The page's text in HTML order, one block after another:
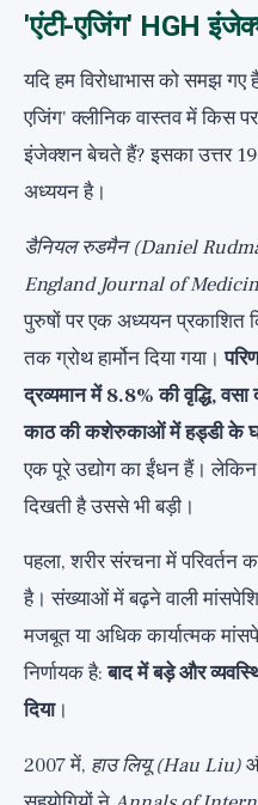
'एंटी-एजिंग' HGH
यदि हम विरोधाभास को समझ गए
एजिंग' क्लीनिक वास्तव में किस पर
इंजेक्शन बेचते हैं? इसका उत्तर
अध्ययन है।
डैनियल रुडमैन (Daniel
England Journal of
पुरुषों पर एक अध्ययन प्रकाशित
तक ग्रोथ हार्मोन दिया गया।
द्रव्यमान में 8.8% की वृद्धि,
काठ की कशेरुकाओं में हड्डी के
एक पूरे उद्योग का ईंधन हैं।
दिखती है उससे भी बड़ी।
पहला, शरीर संरचना में परिवर्तन
है। संख्याओं में बढ़ने वाली
मजबूत या अधिक कार्यात्मक
निर्णायक है:बाद में बड़े और
दिया।
2007 में, हाउ लियू (Hau Liu)